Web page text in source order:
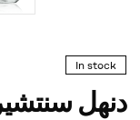
In stock
دنهل سنتشيري